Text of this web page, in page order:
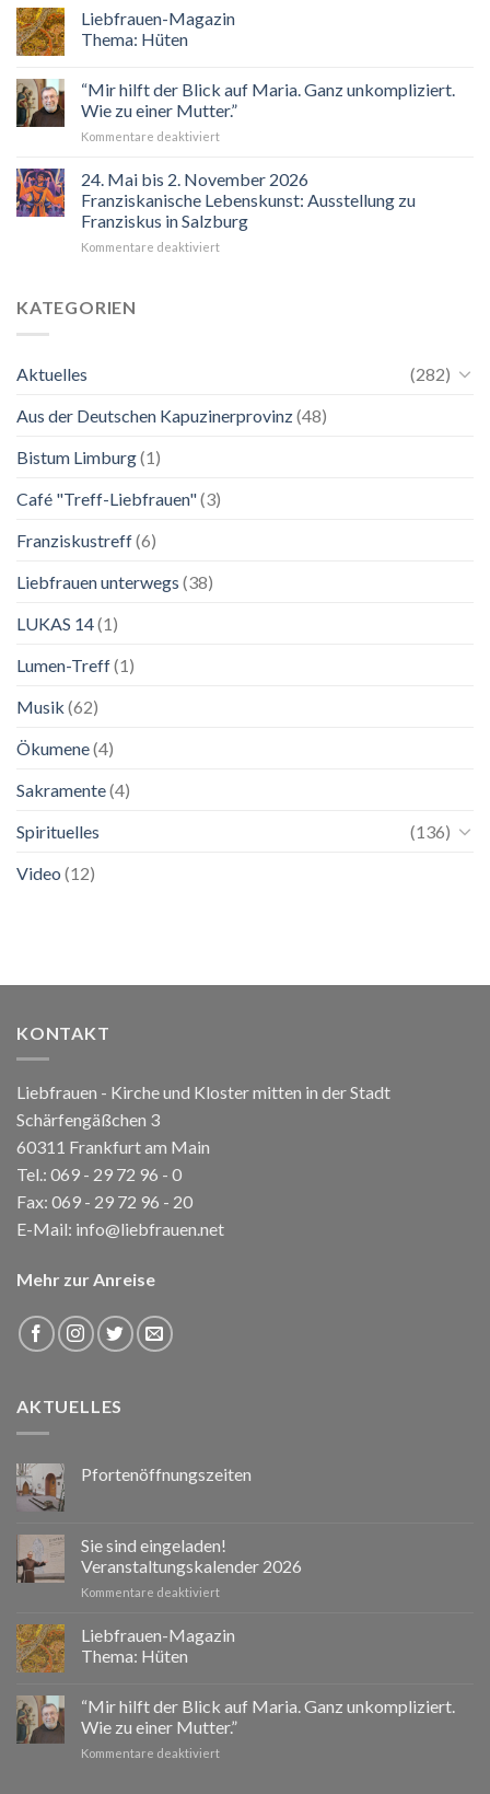
sind
Liebfrauen-Magazin
Thema: Hüten
“Mir hilft der Blick auf Maria. Ganz unkompliziert.
Wie zu einer Mutter.”
Kommentare deaktiviertfür
hilft
Blick
auf
Maria.
24. Mai bis 2. November 2026
Franziskanische Lebenskunst: Ausstellung zu
Franziskus in Salzburg
Kommentare deaktiviertfür
Ausstellung
KATEGORIEN
Aktuelles
(282)
Aus der Deutschen Kapuzinerprovinz(48)
Bistum Limburg(1)
Café "Treff-Liebfrauen"(3)
Franziskustreff(6)
Liebfrauen unterwegs (38)
LUKAS 14(1)
Lumen-Treff(1)
Musik (62)
Ökumene(4)
Sakramente(4)
Spirituelles
(136)
Video (12)
KONTAKT
Liebfrauen - Kirche und Kloster mitten in der Stadt
Schärfengäßchen 3
60311 Frankfurt am Main
Tel.: 069 - 29 72 96 - 0
Fax: 069 - 29 72 96 - 20
E-Mail: info@liebfrauen.net
Mehr zur Anreise
AKTUELLES
Pfortenöffnungszeiten
Sie sind eingeladen!
Veranstaltungskalender 2026
Kommentare deaktiviertfür
sind
eingeladen!
Liebfrauen-Magazin
Thema: Hüten
“Mir hilft der Blick auf Maria. Ganz unkompliziert.
Wie zu einer Mutter.”
Kommentare deaktiviertfür